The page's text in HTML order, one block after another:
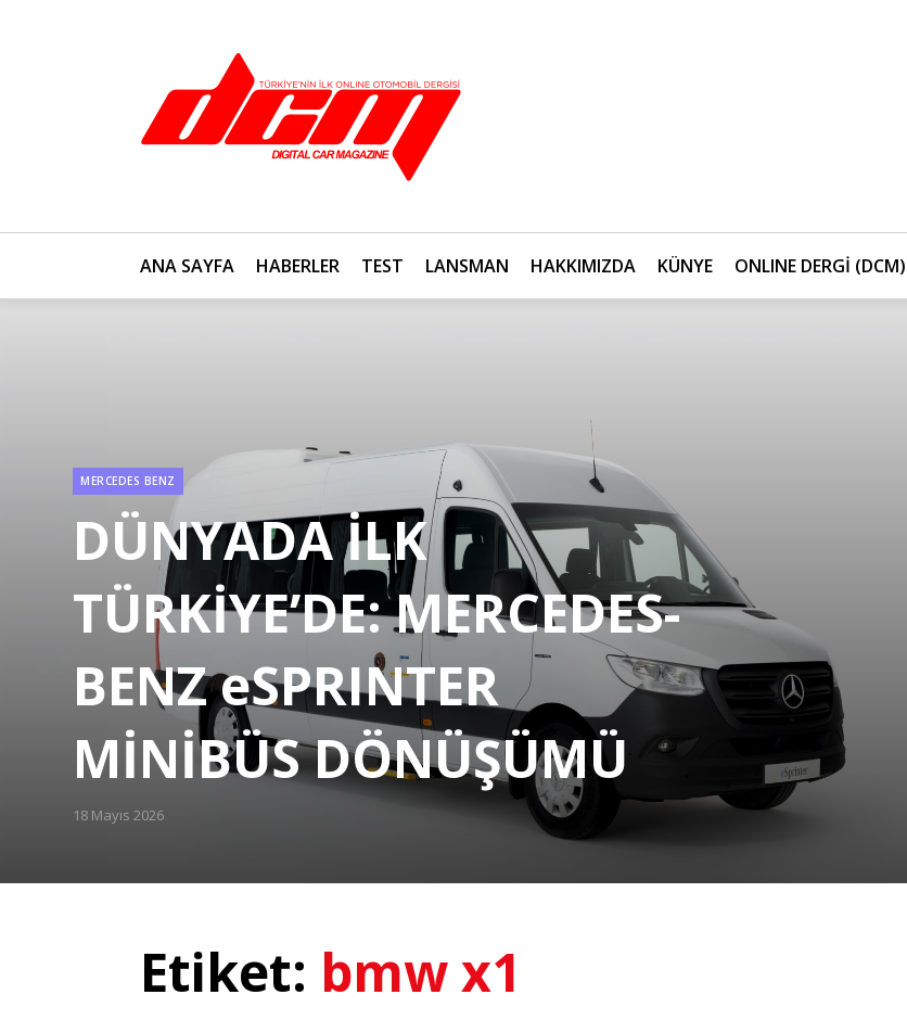
ANA SAYFA HABERLER TEST LANSMAN HAKKIMIZDA KÜNYE ONLINE DERGİ (DCM)
Categories
MERCEDES BENZ
DÜNYADA İLK
TÜRKİYE’DE: MERCEDES-
BENZ eSPRINTER
MİNİBÜS DÖNÜŞÜMÜ
Posted
18 Mayıs 2026
Etiket: bmw x1